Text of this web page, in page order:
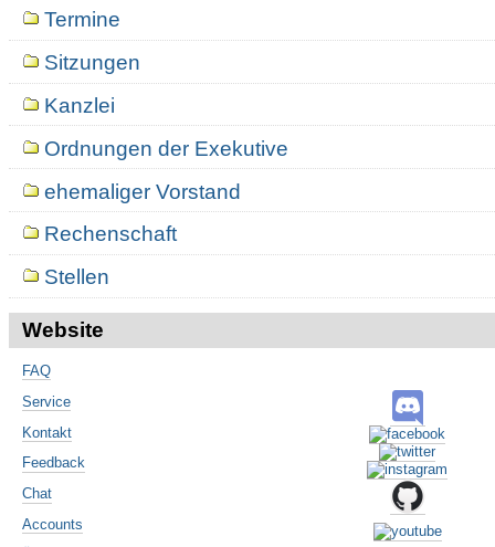
Termine
Sitzungen
Kanzlei
Ordnungen der Exekutive
ehemaliger Vorstand
Rechenschaft
Stellen
Website
FAQ
Service
Kontakt
Feedback
Chat
Accounts